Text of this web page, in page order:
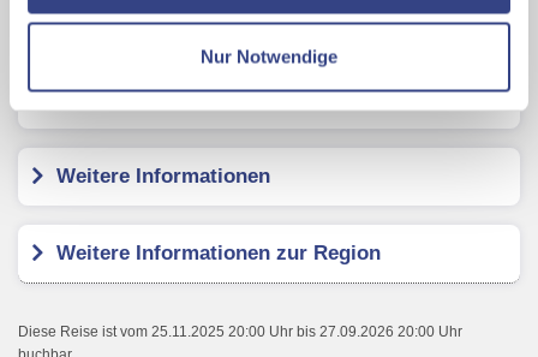
Datenschutzseite
Mit Klick auf "Alles erlauben" stimmen Sie der
Verwendung der Cookies & Plugins auf unseren
Webseiten zu.
Nur Notwendige
Mobile Homes
Kundenbewertungen
Weitere Informationen
Weitere Informationen zur Region
Diese Reise ist vom 25.11.2025 20:00 Uhr bis 27.09.2026 20:00 Uhr